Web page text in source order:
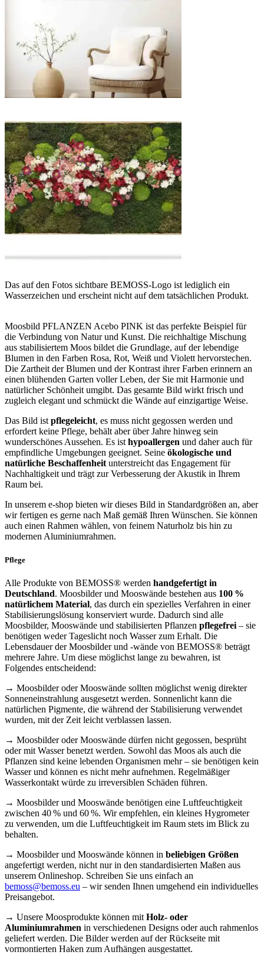
Das auf den Fotos sichtbare BEMOSS-Logo ist lediglich ein
Wasserzeichen und erscheint nicht auf dem tatsächlichen Produkt.
Moosbild PFLANZEN Acebo PINK ist das perfekte Beispiel für
die Verbindung von Natur und Kunst. Die reichhaltige Mischung
aus stabilisiertem Moos bildet die Grundlage, auf der lebendige
Blumen in den Farben Rosa, Rot, Weiß und Violett hervorstechen.
Die Zartheit der Blumen und der Kontrast ihrer Farben erinnern an
einen blühenden Garten voller Leben, der Sie mit Harmonie und
natürlicher Schönheit umgibt. Das gesamte Bild wirkt frisch und
zugleich elegant und schmückt die Wände auf einzigartige Weise.
Das Bild ist pflegeleicht, es muss nicht gegossen werden und
erfordert keine Pflege, behält aber über Jahre hinweg sein
wunderschönes Aussehen. Es ist hypoallergen und daher auch für
empfindliche Umgebungen geeignet. Seine ökologische und
natürliche Beschaffenheit unterstreicht das Engagement für
Nachhaltigkeit und trägt zur Verbesserung der Akustik in Ihrem
Raum bei.
In unserem e-shop bieten wir dieses Bild in Standardgrößen an, aber
wir fertigen es gerne nach Maß gemäß Ihren Wünschen. Sie können
auch einen Rahmen wählen, von feinem Naturholz bis hin zu
modernen Aluminiumrahmen.
Pflege
Alle Produkte von BEMOSS® werden handgefertigt in
Deutschland. Moosbilder und Mooswände bestehen aus 100 %
natürlichem Material, das durch ein spezielles Verfahren in einer
Stabilisierungslösung konserviert wurde. Dadurch sind alle
Moosbilder, Mooswände und stabilisierten Pflanzen pflegefrei – sie
benötigen weder Tageslicht noch Wasser zum Erhalt. Die
Lebensdauer der Moosbilder und -wände von BEMOSS® beträgt
mehrere Jahre. Um diese möglichst lange zu bewahren, ist
Folgendes entscheidend:
→ Moosbilder oder Mooswände sollten möglichst wenig direkter
Sonneneinstrahlung ausgesetzt werden. Sonnenlicht kann die
natürlichen Pigmente, die während der Stabilisierung verwendet
wurden, mit der Zeit leicht verblassen lassen.
→ Moosbilder oder Mooswände dürfen nicht gegossen, besprüht
oder mit Wasser benetzt werden. Sowohl das Moos als auch die
Pflanzen sind keine lebenden Organismen mehr – sie benötigen kein
Wasser und können es nicht mehr aufnehmen. Regelmäßiger
Wasserkontakt würde zu irreversiblen Schäden führen.
→ Moosbilder und Mooswände benötigen eine Luftfeuchtigkeit
zwischen 40 % und 60 %. Wir empfehlen, ein kleines Hygrometer
zu verwenden, um die Luftfeuchtigkeit im Raum stets im Blick zu
behalten.
→ Moosbilder und Mooswände können in beliebigen Größen
angefertigt werden, nicht nur in den standardisierten Maßen aus
unserem Onlineshop. Schreiben Sie uns einfach an
bemoss@bemoss.eu – wir senden Ihnen umgehend ein individuelles
Preisangebot.
→ Unsere Moosprodukte können mit Holz- oder
Aluminiumrahmen in verschiedenen Designs oder auch rahmenlos
geliefert werden. Die Bilder werden auf der Rückseite mit
vormontierten Haken zum Aufhängen ausgestattet.